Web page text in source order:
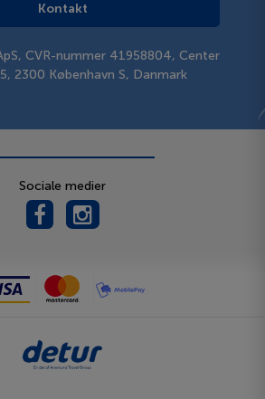
Kontakt
CVR-nummer 41958804, Center
2300 København S, Danmark
Sociale medier